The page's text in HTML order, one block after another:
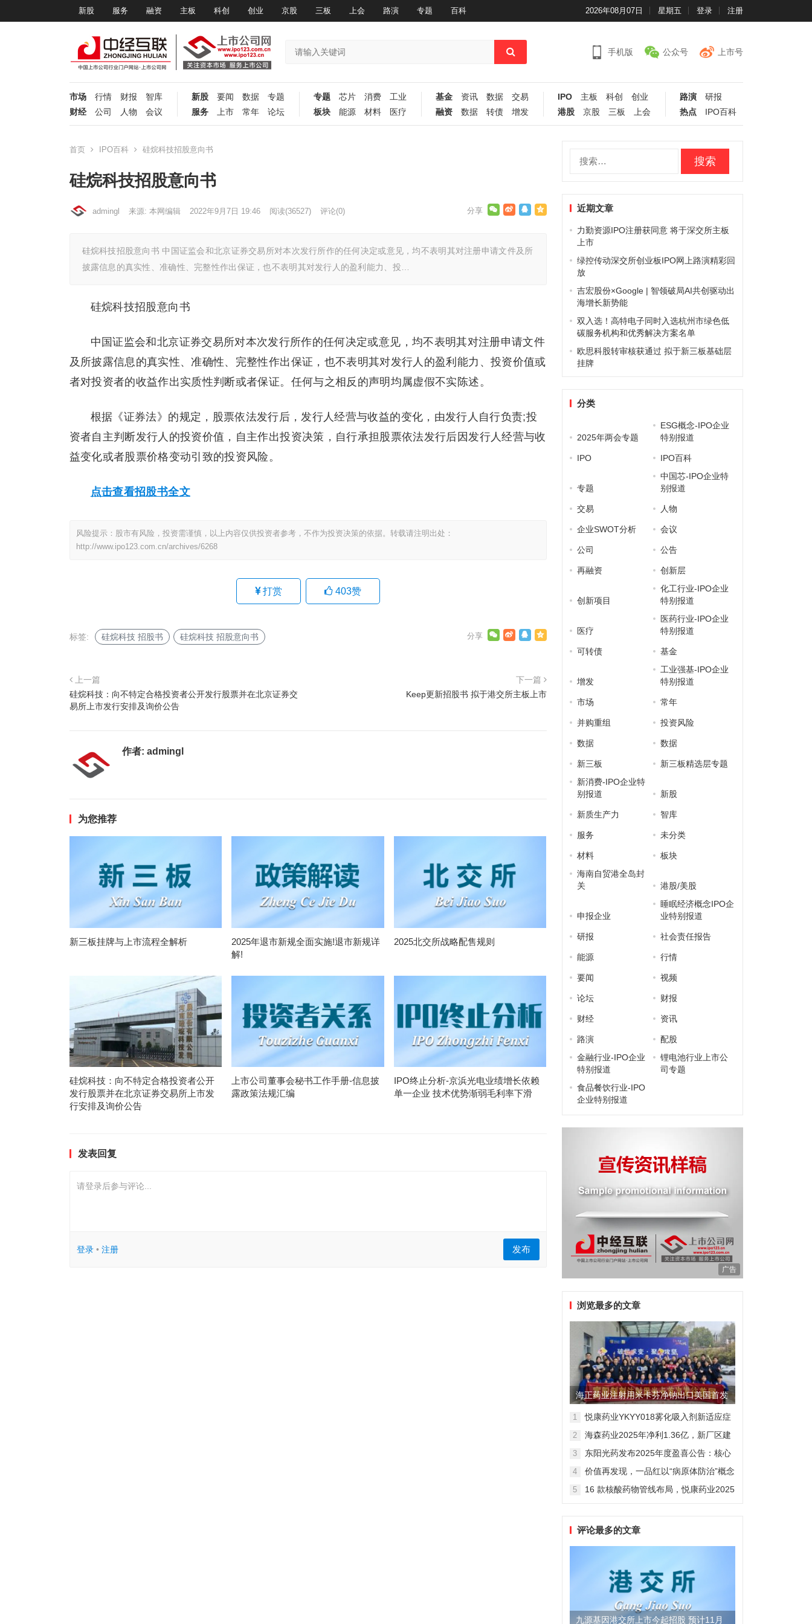
新股 服务 融资 主板 科创 创业 京股 三板 上会 路演 专题 百科 2026年08月07日 星期五 登录 注册
手机版 公众号 上市号
市场 行情 财报
智库
财经
公司 人物 会议
新股 要闻 数据
专题
服务
上市 常年 论坛
专题 芯片 消费
工业
板块
能源 材料 医疗
基金 资讯 数据
交易
融资
数据 转债 增发
IPO 主板 科创
创业
港股
京股 三板 上会
路演
研报
热点
IPO百科
首页 IPO百科 硅烷科技招股意向书
硅烷科技招股意向书
admingl 来源: 本网编辑 2022年9月7日 19:46 阅读(36527) 评论(0)
硅烷科技招股意向书 中国证监会和北京证券交易所对本次发行所作的任何决定或意见，均不表明其对注册申请文件及所
披露信息的真实性、准确性、完整性作出保证，也不表明其对发行人的盈利能力、投…
硅烷科技招股意向书
中国证监会和北京证券交易所对本次发行所作的任何决定或意见，均不表明其对注册申请文件
及所披露信息的真实性、准确性、完整性作出保证，也不表明其对发行人的盈利能力、投资价值或
者对投资者的收益作出实质性判断或者保证。任何与之相反的声明均属虚假不实陈述。
根据《证券法》的规定，股票依法发行后，发行人经营与收益的变化，由发行人自行负责;投
资者自主判断发行人的投资价值，自主作出投资决策，自行承担股票依法发行后因发行人经营与收
益变化或者股票价格变动引致的投资风险。
点击查看招股书全文
风险提示：股市有风险，投资需谨慎，以上内容仅供投资者参考，不作为投资决策的依据。转载请注明出处：
http://www.ipo123.com.cn/archives/6268
打赏 403赞
标签: 硅烷科技 招股书 硅烷科技 招股意向书
上一篇
硅烷科技：向不特定合格投资者公开发行股票并在北京证券交
易所上市发行安排及询价公告
下一篇
Keep更新招股书 拟于港交所主板上市
作者: admingl
为您推荐
新三板挂牌与上市流程全解析
2025年退市新规全面实施!退市新规详
解!
2025北交所战略配售规则
硅烷科技：向不特定合格投资者公开
发行股票并在北京证券交易所上市发
行安排及询价公告
上市公司董事会秘书工作手册-信息披
露政策法规汇编
IPO终止分析-京浜光电业绩增长依赖
单一企业 技术优势渐弱毛利率下滑
发表回复
请登录后参与评论...
登录• 注册 发布
近期文章
力勤资源IPO注册获同意 将于深交所主板
上市
绿控传动深交所创业板IPO网上路演精彩回
放
吉宏股份×Google | 智领破局AI共创驱动出
海增长新势能
双入选！高特电子同时入选杭州市绿色低
碳服务机构和优秀解决方案名单
欧思科股转审核获通过 拟于新三板基础层
挂牌
分类
2025年两会专题
ESG概念-IPO企业
特别报道
IPO IPO百科
专题
中国芯-IPO企业特
别报道
交易 人物
企业SWOT分析 会议
公司 公告
再融资 创新层
创新项目
化工行业-IPO企业
特别报道
医疗
医药行业-IPO企业
特别报道
可转债 基金
增发
工业强基-IPO企业
特别报道
市场 常年
并购重组 投资风险
数据 数据
新三板
新三板精选层专题
新消费-IPO企业特
别报道
新股
新质生产力 智库
服务 未分类
材料
板块
海南自贸港全岛封
关
港股/美股
申报企业
睡眠经济概念IPO企
业特别报道
研报 社会责任报告
能源 行情
要闻 视频
论坛 财报
财经 资讯
路演
配股
金融行业-IPO企业
特别报道
锂电池行业上市公
司专题
食品餐饮行业-IPO
企业特别报道
广告
浏览最多的文章
海正药业注射用米卡芬净钠出口美国首发
制剂全球化迈出关键一步
1
悦康药业YKYY018雾化吸入剂新适应症
感染防治
2
海森药业2025年净利1.36亿，新厂区建
3
东阳光药发布2025年度盈喜公告：核心
维度
4
价值再发现，一品红以“病原体防治”概念
5
16 款核酸药物管线布局，悦康药业2025
评论最多的文章
九源基因港交所上市今起招股 预计11月